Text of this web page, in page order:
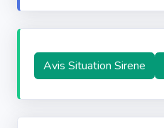
Avis Situation Sirene